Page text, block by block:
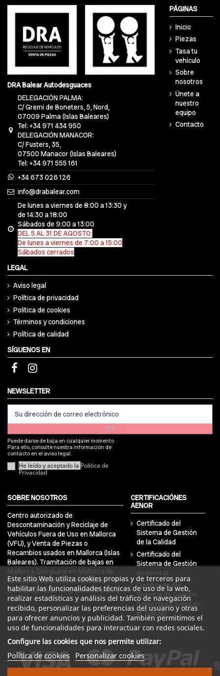
DRA Balear Autodesguaces
DELEGACIÓN PALMA:
C/ Gremi de Boneters, 5, Nord,
07009 Palma (Islas Baleares)
Tel: +34 971 434 950
DELEGACIÓN MANACOR:
C/ Fusters, 35,
07500 Manacor (Islas Baleares)
Tel: +34 971 555 161
+34 673 026 126
info@drabalear.com
De lunes a viernes de 8:00 a 13:30 y
de 14:30 a 18:00
Sábados de 9:00 a 13:00
DEL 5 AL 31 DE AGOSTO:
De lunes a viernes de 7:00 a 15:00
Sábados cerrados
PÁGINAS
Inicio
Piezas
Tasa tu
vehículo
Sobre
nosotros
Únete a
nuestro
equipo
Contacto
LEGAL
Aviso legal
Política de privacidad
Política de cookies
Términos y condiciones
Política de calidad
Este sitio Web utiliza cookies propias y de terceros para
habilitar las funcionalidades técnicas de uso de la web,
realizar estadísticas y análisis del tráfico de navegación
recibido, personalizar las preferencias del usuario y otras
para ofrecer anuncios y publicidad. También permitimos el
uso de funcionalidades para interactuar con redes sociales.
Configure las cookies que nos permite utilizar:
Política de cookies Personalizar cookies
SÍGUENOS EN
NEWSLETTER
Puede darse de baja en cualquier momento.
Para ello, consulte nuestra información de
contacto en el aviso legal.
He leído y aceptado la Política de
Privacidad
SOBRE NOSOTROS
Centro autorizado de
Descontaminación y Reciclaje de
Vehículos Fuera de Uso en Mallorca
(VFU), y Venta de Piezas o
Recambios usados en Mallorca (Islas
Baleares). Tramitación de bajas en
Mallorca, Desguace en Mallorca de
turismos y vehículos industriales.
Servicio gratuito de grúa en Mallorca.
CERTIFICACIÓNES
AENOR
Certificado del
Sistema de Gestión
de la Calidad
Certificado del
Sistema de Gestión
Ambiental
Certificado del
Sistema de Gestión
Seguridad y Salud en
el Trabajo